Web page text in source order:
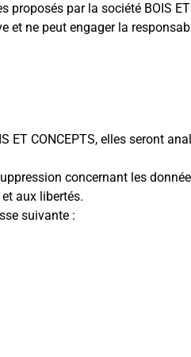
par la société BOIS
ne peut engager la
CONCEPTS, elles seront
concernant les
aux libertés.
suivante :